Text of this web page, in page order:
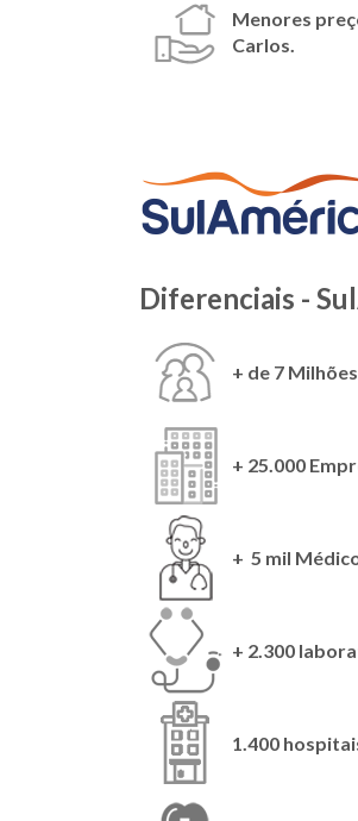
Menores
Carlos.
Diferenciais -
+ de 7
+ 25.000
+ 5 mil
+ 2.300
1.400